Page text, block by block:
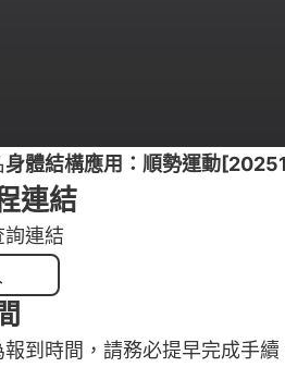
身體結構應用：順勢運動
連結
連結
到時間，請務必提早完成手續